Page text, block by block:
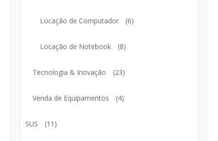
Locação de Computador (6)
Locação de Notebook (8)
Tecnologia & Inovação (23)
Venda de Equipamentos (4)
SUS (11)